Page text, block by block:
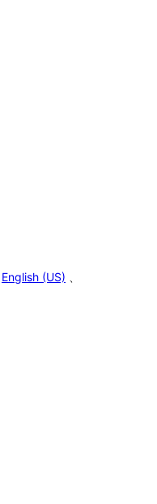
English (US) 、